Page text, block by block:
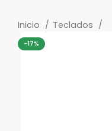
Inicio Teclados
-17%